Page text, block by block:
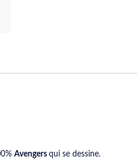
Avengers qui se dessine.